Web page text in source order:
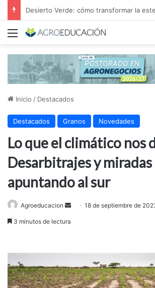
Menú
Inicio / Destacados
Destacados Granos Novedades
Lo que el climático nos
Desarbitrajes y miradas
apuntando al sur
Agroeducacion
Send18 de septiembre de
3 minutos de lectura